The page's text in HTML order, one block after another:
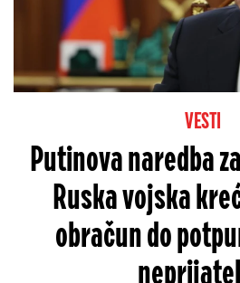
VESTI
Putinova naredba
Ruska vojska
obračun do